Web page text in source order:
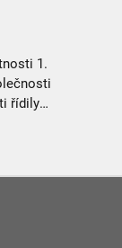
1.
řídily
registrace k